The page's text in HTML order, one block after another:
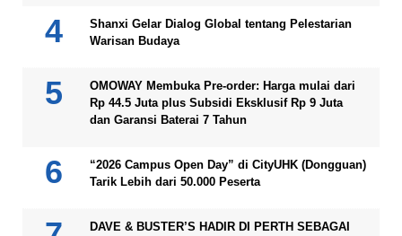
Shanxi Gelar Dialog Global tentang Pelestarian
Warisan Budaya
OMOWAY Membuka Pre-order: Harga mulai dari
Rp 44.5 Juta plus Subsidi Eksklusif Rp 9 Juta
dan Garansi Baterai 7 Tahun
“2026 Campus Open Day” di CityUHK (Dongguan)
Tarik Lebih dari 50.000 Peserta
DAVE & BUSTER’S HADIR DI PERTH SEBAGAI